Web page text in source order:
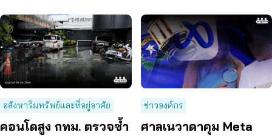
อสังหาริมทรัพย์และที่อยู่อาศัย
คอนโดสูง กทม. ตรวจซ้ำ
ข่าวองค์กร
ศาลเนวาดาคุม Meta